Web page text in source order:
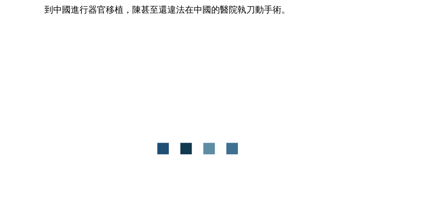
到中國進行器官移植，陳甚至還違法在中國的醫院執刀動手術。